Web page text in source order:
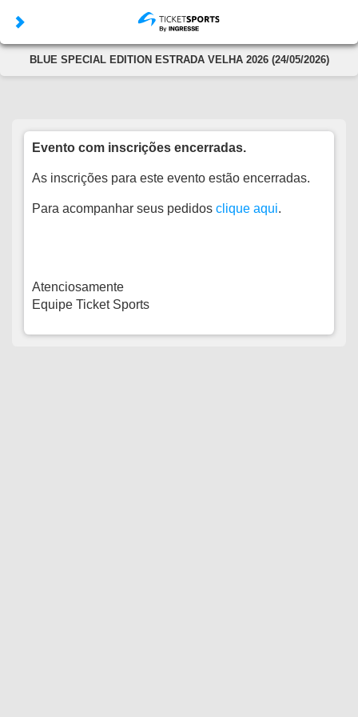
BLUE SPECIAL EDITION ESTRADA VELHA 2026 (24/05/2026)
Evento com inscrições encerradas.
As inscrições para este evento estão encerradas.
Para acompanhar seus pedidos clique aqui.
Atenciosamente
Equipe Ticket Sports